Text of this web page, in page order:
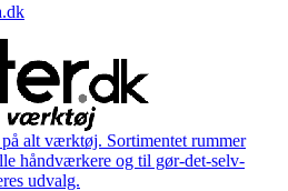
alt værktøj. Sortimentet rummer
håndværkere og til gør-det-selv-
udvalg.